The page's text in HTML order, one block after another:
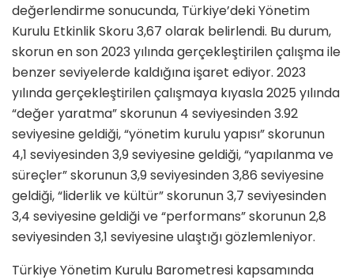
değerlendirme sonucunda, Türkiye’deki Yönetim
Kurulu Etkinlik Skoru 3,67 olarak belirlendi. Bu durum,
skorun en son 2023 yılında gerçekleştirilen çalışma ile
benzer seviyelerde kaldığına işaret ediyor. 2023
yılında gerçekleştirilen çalışmaya kıyasla 2025 yılında
“değer yaratma” skorunun 4 seviyesinden 3.92
seviyesine geldiği, “yönetim kurulu yapısı” skorunun
4,1 seviyesinden 3,9 seviyesine geldiği, “yapılanma ve
süreçler” skorunun 3,9 seviyesinden 3,86 seviyesine
geldiği, “liderlik ve kültür” skorunun 3,7 seviyesinden
3,4 seviyesine geldiği ve “performans” skorunun 2,8
seviyesinden 3,1 seviyesine ulaştığı gözlemleniyor.​
Türkiye Yönetim Kurulu Barometresi kapsamında